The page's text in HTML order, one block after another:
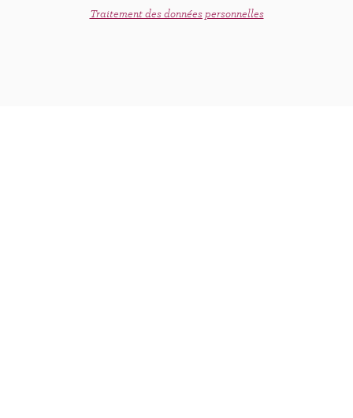
Traitement des données personnelles